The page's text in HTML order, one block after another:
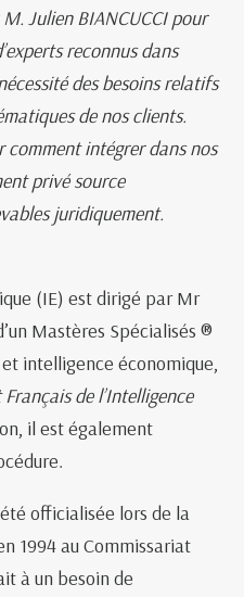
Julien BIANCUCCI pour
reconnus dans
des besoins relatifs
de nos clients.
intégrer dans nos
privé source
juridiquement.
(IE) est dirigé par Mr
Mastères Spécialisés ®
intelligence économique,
de l’Intelligence
il est également
officialisée lors de la
1994 au Commissariat
à un besoin de